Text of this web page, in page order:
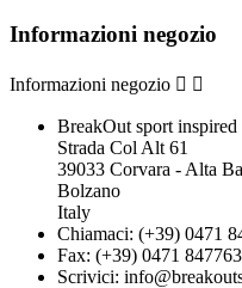
Informazioni negozio
Informazioni negozio  
BreakOut sport inspired
Strada Col Alt 61
39033 Corvara - Alta
Bolzano
Italy
Chiamaci: (+39) 0471
Fax: (+39) 0471 847763
Scrivici: